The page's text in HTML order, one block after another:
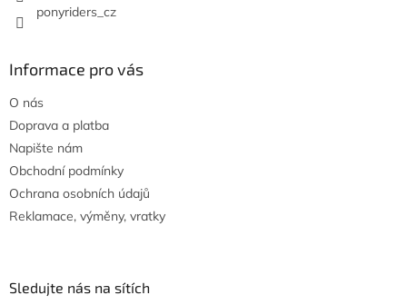
ponyriders_cz
Informace pro vás
O nás
Doprava a platba
Napište nám
Obchodní podmínky
Ochrana osobních údajů
Reklamace, výměny, vratky
Sledujte nás na sítích